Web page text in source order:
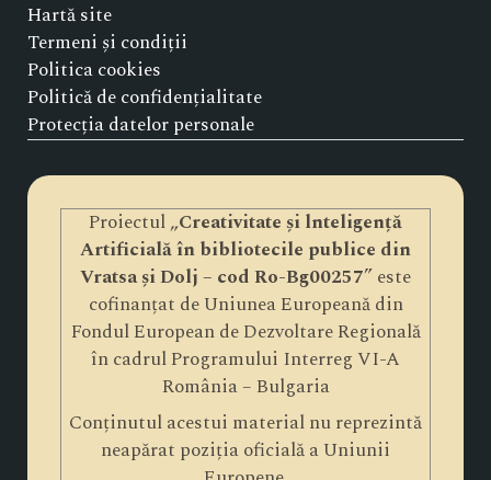
Hartă site
Termeni și condiții
Politica cookies
Politică de confidențialitate
Protecția datelor personale
Proiectul „Creativitate și lnteligență
Artificială în bibliotecile publice din
Vratsa și Dolj – cod Ro-Bg00257” este
cofinanțat de Uniunea Europeană din
Fondul European de Dezvoltare Regională
în cadrul Programului Interreg VI-A
România – Bulgaria
Conținutul acestui material nu reprezintă
neapărat poziția oficială a Uniunii